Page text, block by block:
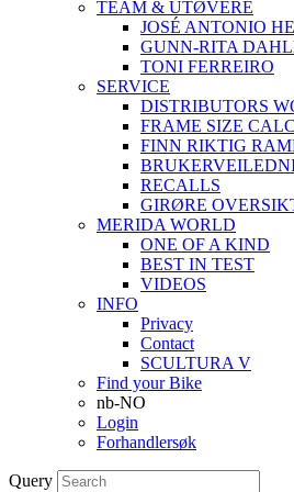
TEAM & UTØVERE
JOSÉ ANTONIO
GUNN-RITA
TONI FERREIRO
SERVICE
DISTRIBUTORS
FRAME SIZE
FINN RIKTIG
RECALLS
GIRØRE
MERIDA WORLD
ONE OF A KIND
BEST IN TEST
VIDEOS
INFO
Privacy
Contact
SCULTURA V
Find your Bike
nb-NO
Login
Forhandlersøk
Query